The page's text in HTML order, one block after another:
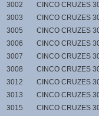
3002
CINCO CRUZES
3003
CINCO CRUZES
3005
CINCO CRUZES
3006
CINCO CRUZES
3007
CINCO CRUZES
3008
CINCO CRUZES
3012
CINCO CRUZES
3013
CINCO CRUZES
3015
CINCO CRUZES